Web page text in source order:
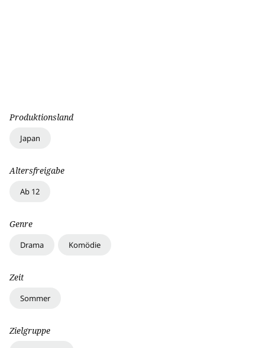
Produktionsland
Japan
Altersfreigabe
Ab 12
Genre
Drama Komödie
Zeit
Sommer
Zielgruppe